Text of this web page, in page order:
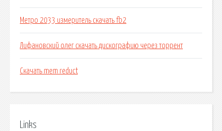
Метро 2033 измеритель скачать fb2
Лифановский олег скачать дискографию через торрент
Скачать mem reduct
Links